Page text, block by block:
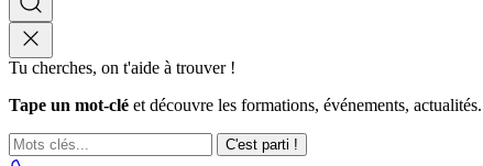
Tu cherches, on t'aide à trouver !
Tape un mot-clé et découvre les formations, événements,
C'est parti !